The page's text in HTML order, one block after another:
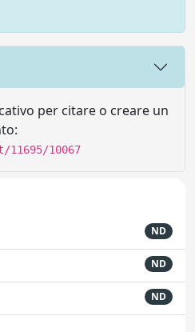
per citare o creare un
10067
ND
ND
ND